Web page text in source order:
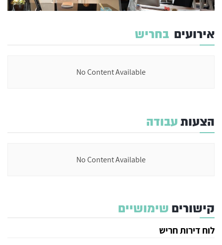
אירועים בחריש
No Content Available
הצעותעבודה
No Content Available
קישורים שימושיים
לוח דירות חריש